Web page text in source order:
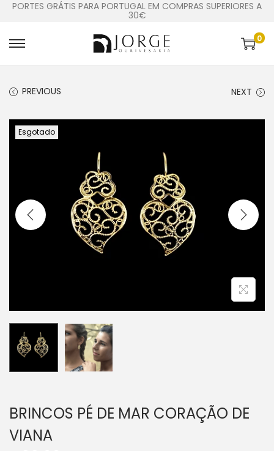
PORTES GRÁTIS PARA PORTUGAL EM COMPRAS SUPERIORES A
30€
0
PREVIOUS NEXT
Esgotado
BRINCOS PÉ DE MAR CORAÇÃO DE
VIANA